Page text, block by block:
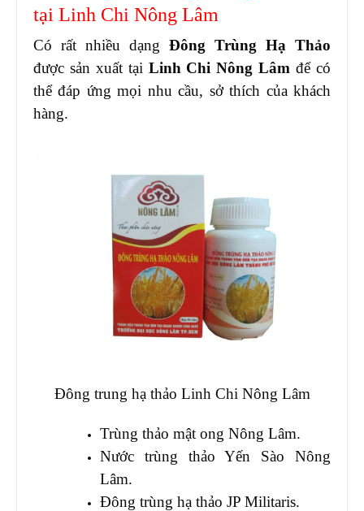
tại Linh Chi Nông Lâm
Có rất nhiều dạng Đông Trùng Hạ Thảo
được sản xuất tại Linh Chi Nông Lâm để có
thể đáp ứng mọi nhu cầu, sở thích của khách
hàng.
Đông trung hạ thảo Linh Chi Nông Lâm
Trùng thảo mật ong Nông Lâm.
Nước trùng thảo Yến Sào Nông
Lâm.
Đông trùng hạ thảo JP Militaris.